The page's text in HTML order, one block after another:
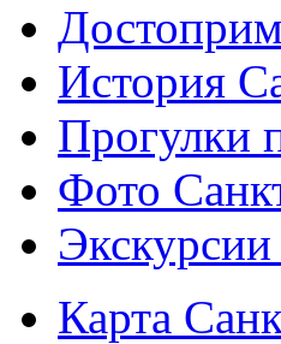
История
Прогулки
Фото
Карта